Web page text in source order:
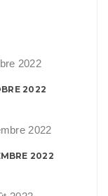
2022
2022